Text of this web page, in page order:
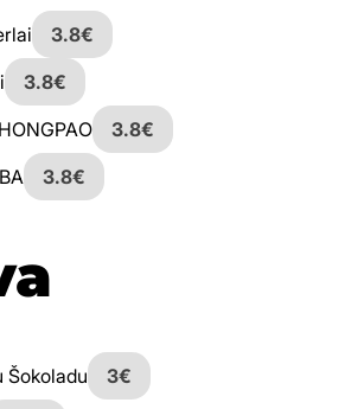
3.8€
3.8€
3.8€
3.8€
Šokoladu
3€